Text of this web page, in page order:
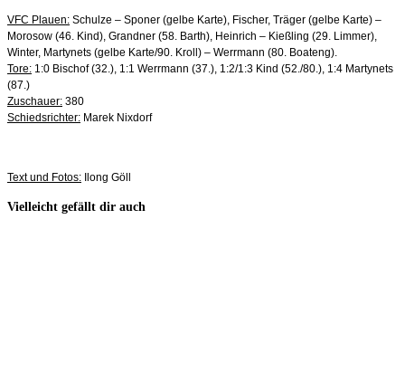
VFC Plauen: Schulze – Sponer (gelbe Karte), Fischer, Träger (gelbe Karte) –
Morosow (46. Kind), Grandner (58. Barth), Heinrich – Kießling (29. Limmer),
Winter, Martynets (gelbe Karte/90. Kroll) – Werrmann (80. Boateng).
Tore: 1:0 Bischof (32.), 1:1 Werrmann (37.), 1:2/1:3 Kind (52./80.), 1:4 Martynets
(87.)
Zuschauer: 380
Schiedsrichter: Marek Nixdorf
Text und Fotos: Ilong Göll
Vielleicht gefällt dir auch